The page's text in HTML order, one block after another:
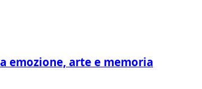
emozione, arte e memoria